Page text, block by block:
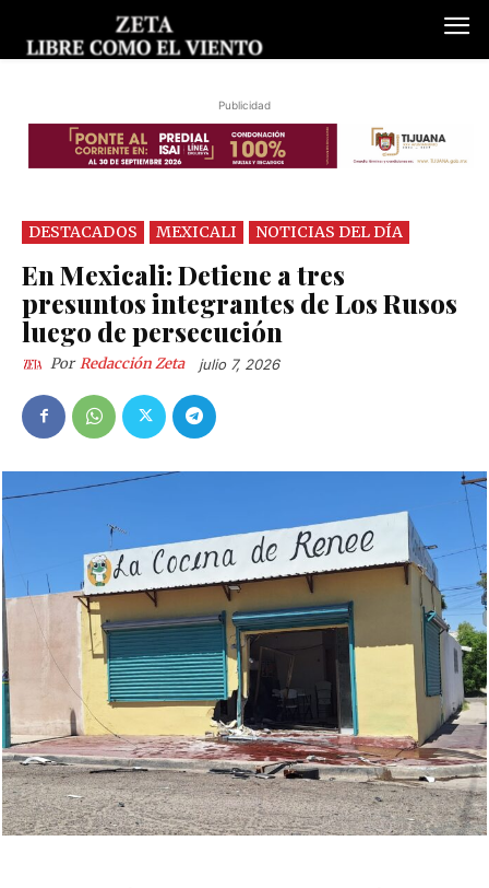
Publicidad
DESTACADOS MEXICALI NOTICIAS DEL DÍA
En Mexicali: Detiene a tres
presuntos integrantes de Los Rusos
luego de persecución
Por Redacción Zeta julio 7, 2026